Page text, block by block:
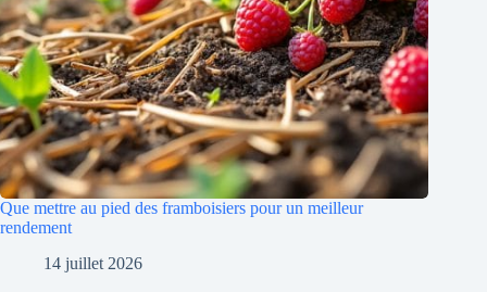
Que mettre au pied des framboisiers pour un meilleur
rendement
14 juillet 2026